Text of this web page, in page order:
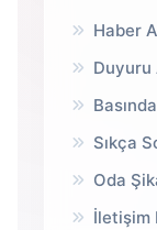
Haber
Duyuru
Sıkça
Oda
İletişim